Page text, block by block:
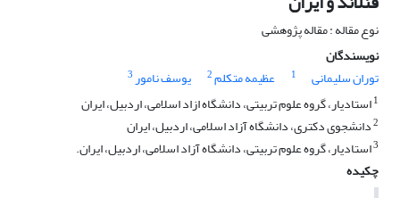
نوع مقاله : مقاله پژوهشی
نویسندگان
توران سلیمانی
1 عظیمه متکلم2 یوسف نامور3
1استادیار، گروه علوم تربیتی، دانشگاه ازاد اسلامی، اردبیل، ایران
2دانشجوی دکتری، دانشگاه آزاد اسلامی، اردبیل، ایران
3استادیار، گروه علوم تربیتی، دانشگاه آزاد اسلامی، اردبیل، ایران.
چکیده